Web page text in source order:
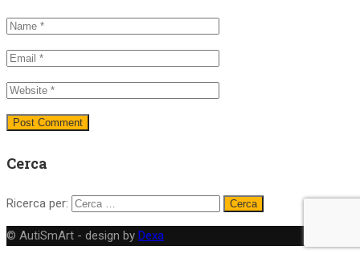
Cerca
Ricerca per:
© AutiSmArt - design by Dexa